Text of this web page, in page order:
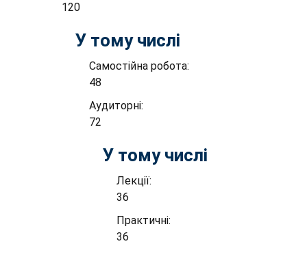
120
У тому числі
Самостійна робота:
48
Аудиторні:
72
У тому числі
Лекції:
36
Практичні:
36